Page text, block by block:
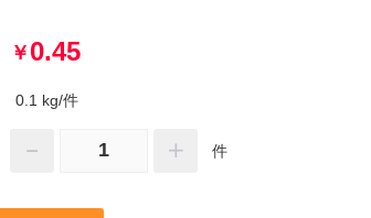
￥ 0.45
0.1 kg/件
件